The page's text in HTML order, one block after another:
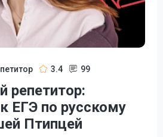
3.4 99
репетитор:
ЕГЭ по русскому
Птипцей